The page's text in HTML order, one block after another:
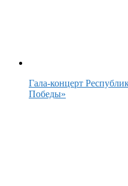
Гала-концерт
Победы»